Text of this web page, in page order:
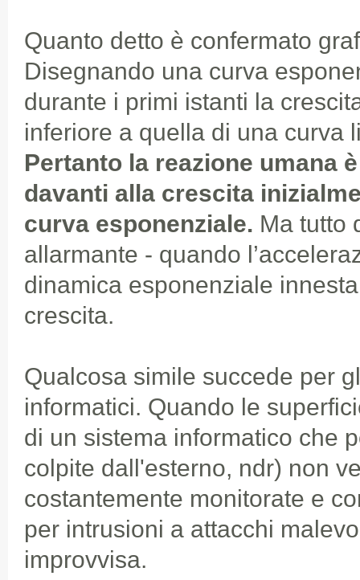
Quanto detto è confermato
Disegnando una curva
durante i primi istanti la
inferiore a quella di una curva
Pertanto la reazione umana
davanti alla crescita
curva esponenziale. Ma tutto
allarmante - quando
dinamica esponenziale
crescita.
Qualcosa simile succede per
informatici. Quando le
di un sistema informatico che
colpite dall'esterno, ndr) non
costantemente monitorate e
per intrusioni a attacchi
improvvisa.